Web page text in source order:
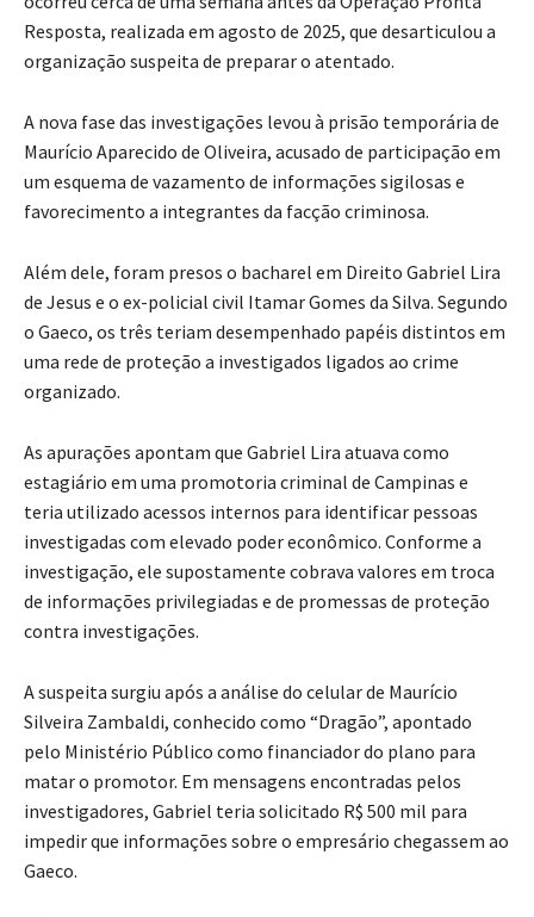
Resposta, realizada em agosto de 2025, que desarticulou a
organização suspeita de preparar o atentado.
A nova fase das investigações levou à prisão temporária de
Maurício Aparecido de Oliveira, acusado de participação em
um esquema de vazamento de informações sigilosas e
favorecimento a integrantes da facção criminosa.
Além dele, foram presos o bacharel em Direito Gabriel Lira
de Jesus e o ex-policial civil Itamar Gomes da Silva. Segundo
o Gaeco, os três teriam desempenhado papéis distintos em
uma rede de proteção a investigados ligados ao crime
organizado.
As apurações apontam que Gabriel Lira atuava como
estagiário em uma promotoria criminal de Campinas e
teria utilizado acessos internos para identificar pessoas
investigadas com elevado poder econômico. Conforme a
investigação, ele supostamente cobrava valores em troca
de informações privilegiadas e de promessas de proteção
contra investigações.
A suspeita surgiu após a análise do celular de Maurício
Silveira Zambaldi, conhecido como “Dragão”, apontado
pelo Ministério Público como financiador do plano para
matar o promotor. Em mensagens encontradas pelos
investigadores, Gabriel teria solicitado R$ 500 mil para
impedir que informações sobre o empresário chegassem ao
Gaeco.